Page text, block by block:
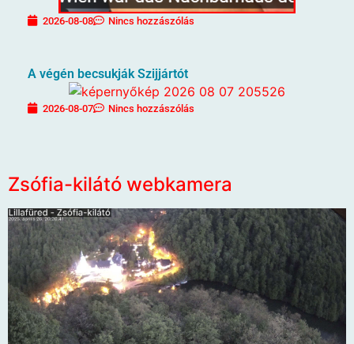
2026-08-08 Nincs hozzászólás
A végén becsukják Szijjártót
2026-08-07 Nincs hozzászólás
Zsófia-kilátó webkamera